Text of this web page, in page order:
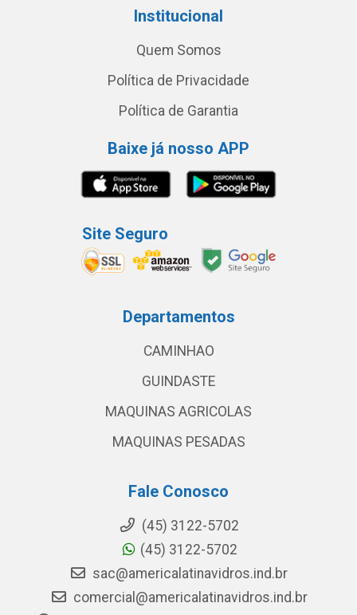
Institucional
Quem Somos
Política de Privacidade
Política de Garantia
Baixe já nosso APP
Site Seguro
Departamentos
CAMINHAO
GUINDASTE
MAQUINAS AGRICOLAS
MAQUINAS PESADAS
Fale Conosco
(45) 3122-5702
(45) 3122-5702
sac@americalatinavidros.ind.br
comercial@americalatinavidros.ind.br